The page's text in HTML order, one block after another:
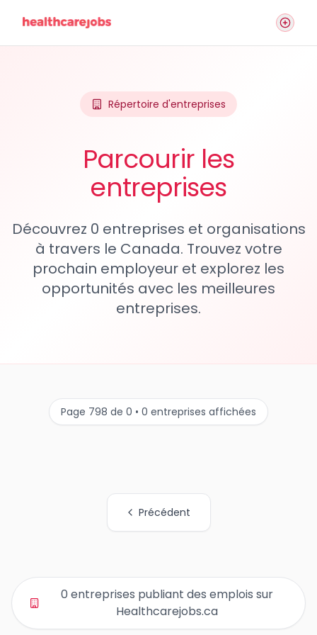
Répertoire d'entreprises
Parcourir les
entreprises
Découvrez 0 entreprises et organisations
à travers le Canada. Trouvez votre
prochain employeur et explorez les
opportunités avec les meilleures
entreprises.
Page 798 de 0 • 0 entreprises affichées
Précédent
0 entreprises publiant des emplois sur
Healthcarejobs.ca